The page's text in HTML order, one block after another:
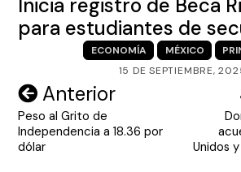
Inicia registro de Beca
para estudiantes de
ECONOMÍA MÉXICO
15 DE SEPTIEMBRE,
Navegación
de
entradas
Anterior
Peso al Grito de
Independencia a 18.36 por
dólar
Unidos